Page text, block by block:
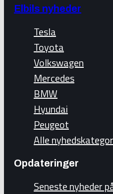
Elbils nyheder
Tesla
Toyota
Volkswagen
Mercedes
BMW
Hyundai
Peugeot
Alle
Opdateringer
Seneste nyheder